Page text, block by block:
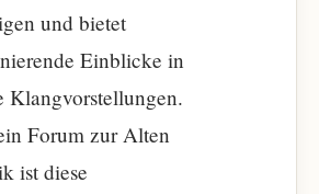
und bietet
Einblicke in
Klangvorstellungen.
Forum zur Alten
ist diese